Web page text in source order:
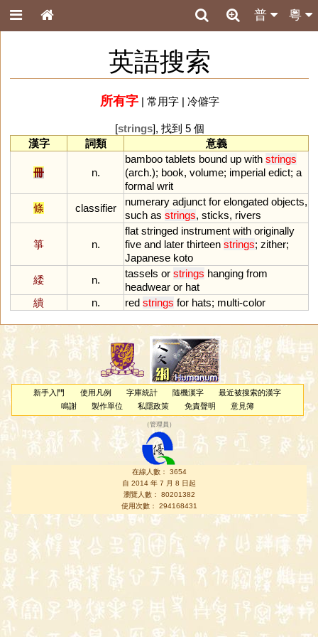
粵
普
英語搜索
所有字| 常用字| 冷僻字
[strings], 找到 5 個
漢字
詞類 意義
冊 n.
bamboo tablets bound up with strings
(arch.); book, volume; imperial edict; a
formal writ
條
classifier
numerary adjunct for elongated objects,
such as strings, sticks, rivers
箏 n.
flat stringed instrument with originally
five and later thirteen strings; zither;
Japanese koto
緌
n.
tassels or strings hanging from
headwear or hat
繢
n. red strings for hats; multi-color
新手入門 使用凡例 字庫統計 隨機漢字
最近被搜索的漢字
鳴謝
製作單位 私隱政策 免責聲明 意見簿
（管理員 ）
在線人數： 3654
自 2014 年 7 月 8 日起
瀏覽人數： 80201382
使用次數： 294168431